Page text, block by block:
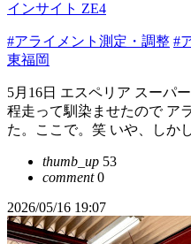
インサイト ZE4
#アライメント測定・調整 #
東福岡
5月16日 エスペリア スーパ
程走って馴染ませたので ア
た。ここで。笑 いや、しか
thumb_up 53
comment0
2026/05/16 19:07